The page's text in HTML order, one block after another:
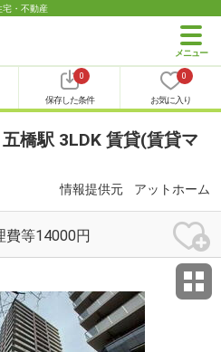
宅・不動産
0
保存した条件
0
お気に入り
橋駅 3LDK 賃貸(賃貸マ
情報提供元 アットホーム
費等14000円